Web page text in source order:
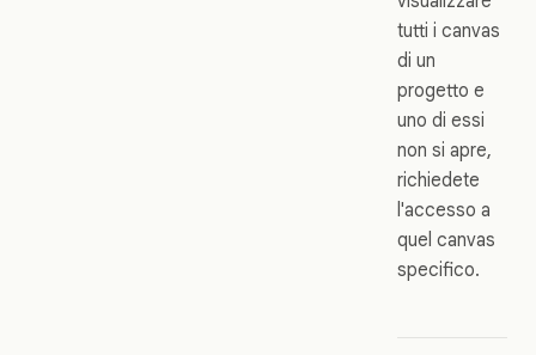
tutti i canvas
di un
progetto e
uno di essi
non si apre,
richiedete
l'accesso a
quel canvas
specifico.